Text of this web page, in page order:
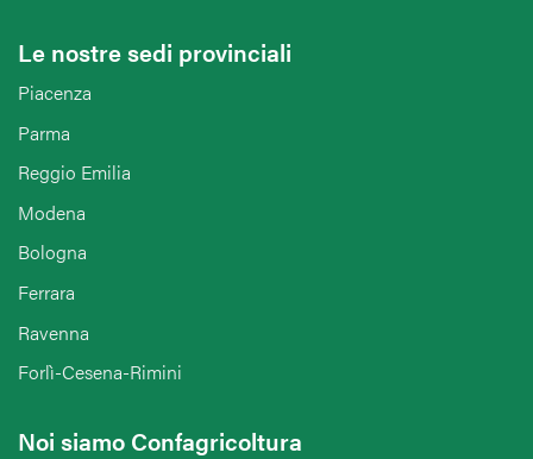
Le nostre sedi provinciali
Piacenza
Parma
Reggio Emilia
Modena
Bologna
Ferrara
Ravenna
Forlì-Cesena-Rimini
Noi siamo Confagricoltura